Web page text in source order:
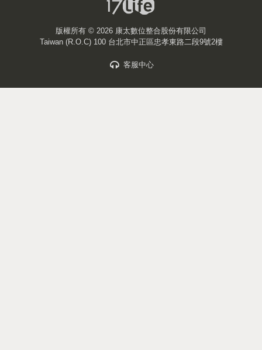
版權所有 © 2026 康太數位整合股份有限公司
Taiwan (R.O.C) 100 台北市中正區忠孝東路二段9號2樓
客服中心